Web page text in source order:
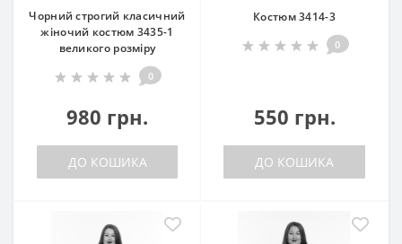
Чорний строгий класичний
жіночий костюм 3435-1
великого розміру
0
980 грн.
ДО КОШИКА
Костюм 3414-3
0
550 грн.
ДО КОШИКА